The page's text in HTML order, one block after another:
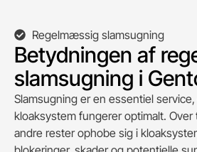
Regelmæssig slamsugning
Betydningen af
slamsugning i
Slamsugning er en essentiel
kloaksystem fungerer optimalt. Over
andre rester ophobe sig i